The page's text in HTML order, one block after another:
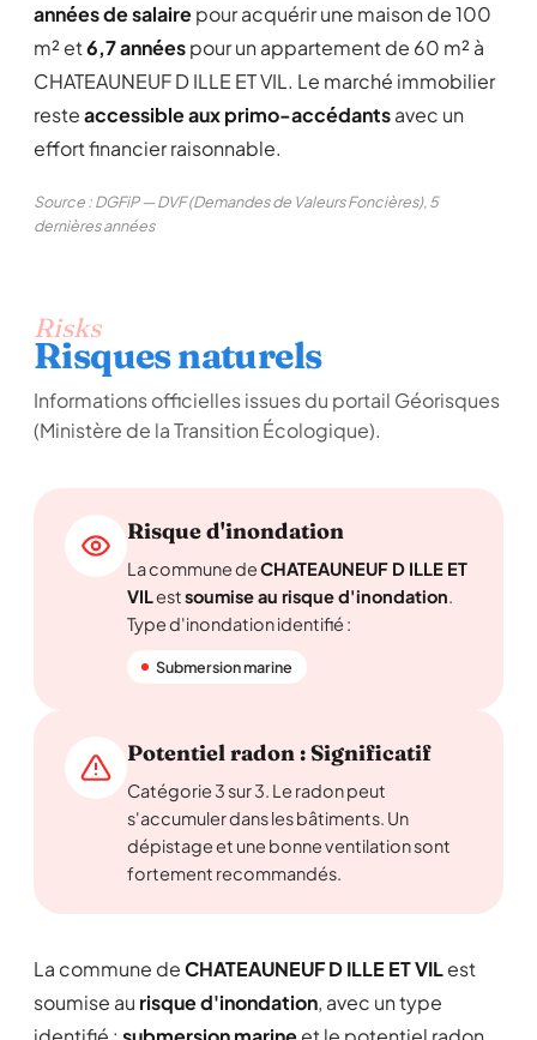
années de salairepour acquérir une maison de 100
m² et6,7 annéespour un appartement de 60 m² à
CHATEAUNEUF D ILLE ET VIL. Le marché immobilier
resteaccessible aux primo-accédantsavec un
effort financier raisonnable.
Source : DGFiP — DVF (Demandes de Valeurs Foncières), 5
dernières années
Risks
Risques naturels
Informations officielles issues du portail Géorisques
(Ministère de la Transition Écologique).
Risque d'inondation
La commune deCHATEAUNEUF D ILLE ET
VILestsoumise au risque d'inondation.
Type d'inondation identifié :
Submersion marine
Potentiel radon : Significatif
Catégorie 3 sur 3. Le radon peut
s'accumuler dans les bâtiments. Un
dépistage et une bonne ventilation sont
fortement recommandés.
La commune deCHATEAUNEUF D ILLE ET VILest
soumise au risque d'inondation, avec un type